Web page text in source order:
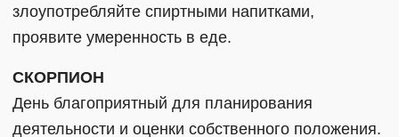
злоупотребляйте спиртными напитками,
проявите умеренность в еде.
СКОРПИОН
День благоприятный для планирования
деятельности и оценки собственного положения.